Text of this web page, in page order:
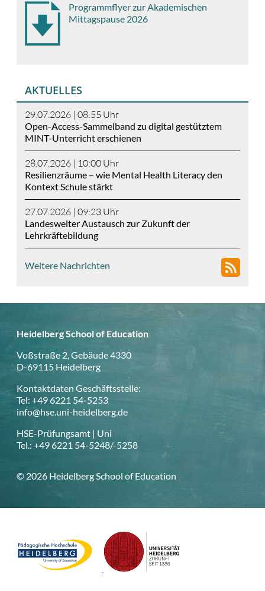
Programmflyer zur Akademischen
Mittagspause 2026
AKTUELLES
29.07.2026 | 08:55 Uhr
Open-Access-Sammelband zu digital gestütztem
MINT-Unterricht erschienen
28.07.2026 | 10:00 Uhr
Resilienzräume – wie Mental Health Literacy den
Kontext Schule stärkt
27.07.2026 | 09:23 Uhr
Landesweiter Austausch zur Zukunft der
Lehrkräftebildung
Weitere Nachrichten
Heidelberg School of Education
Voßstraße 2, Gebäude 4330
D-69115 Heidelberg
Kontaktdaten Geschäftsstelle:
Tel: +49 6221 54-5253
info@hse.uni-heidelberg.de
HSE-Prüfungsamt | Uni
Tel.: +49 6221 54-5248/-5258
© 2026 Heidelberg School of Education